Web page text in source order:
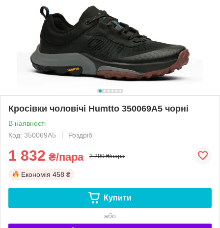
Кросівки чоловічі Humtto 350069A5 чорні
В наявності
Код: 350069A5
Роздріб
1 832 ₴/пара 2 290 ₴/пара
Економія 458 ₴
Купити
або